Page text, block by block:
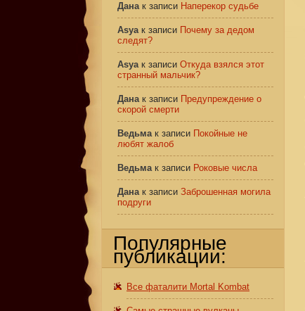
Данак записи Наперекор судьбе
Asyaк записи Почему за дедом
следят?
Asyaк записи Откуда взялся этот
странный мальчик?
Данак записи Предупреждение о
скорой смерти
Ведьмак записи Покойные не
любят жалоб
Ведьмак записи Роковые числа
Данак записи Заброшенная могила
подруги
Популярные
публикации:
Все фаталити Mortal Kombat